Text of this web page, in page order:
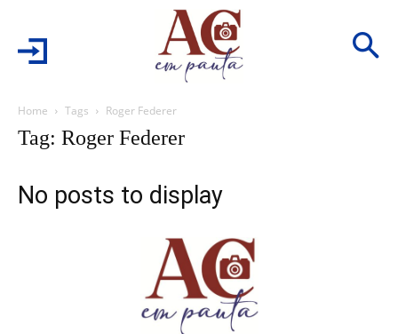
Home Tags Roger Federer
Tag: Roger Federer
No posts to display